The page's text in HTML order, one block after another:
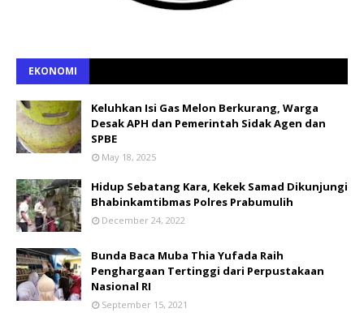
EKONOMI
Keluhkan Isi Gas Melon Berkurang, Warga
Desak APH dan Pemerintah Sidak Agen dan
SPBE
May 18, 2025
Hidup Sebatang Kara, Kekek Samad Dikunjungi
Bhabinkamtibmas Polres Prabumulih
December 24, 2022
Bunda Baca Muba Thia Yufada Raih
Penghargaan Tertinggi dari Perpustakaan
Nasional RI
September 15, 2021